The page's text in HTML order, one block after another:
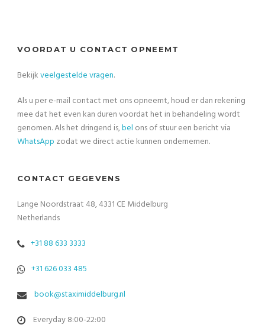
VOORDAT U CONTACT OPNEEMT
Bekijkveelgestelde vragen.
Als u per e-mail contact met ons opneemt, houd er dan rekening
mee dat het even kan duren voordat het in behandeling wordt
genomen. Als het dringend is,bel ons of stuur een bericht via
WhatsApp zodat we direct actie kunnen ondernemen.
CONTACT GEGEVENS
Lange Noordstraat 48, 4331 CE Middelburg
Netherlands
+31 88 633 3333
+31 626 033 485
book@staximiddelburg.nl
Everyday 8:00-22:00